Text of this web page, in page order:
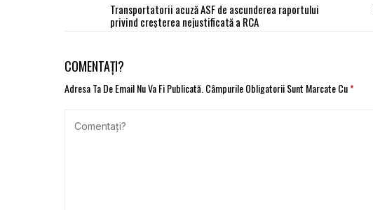
Transportatorii acuză ASF de ascunderea raportului
privind creşterea nejustificată a RCA
COMENTAȚI?
Adresa Ta De Email Nu Va Fi Publicată. Câmpurile Obligatorii Sunt Marcate Cu*